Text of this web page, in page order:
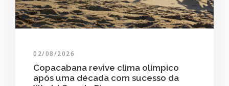
02/08/2026
Copacabana revive clima olímpico
após uma década com sucesso da